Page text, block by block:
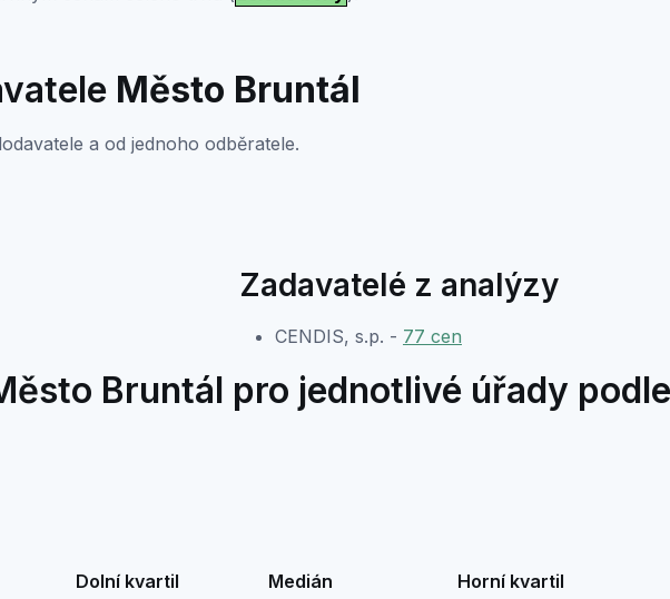
Město Bruntál
a od jednoho odběratele.
Zadavatelé z analýzy
CENDIS, s.p. - 77 cen
Bruntál pro jednotlivé úřady
Dolní kvartil Medián Horní kvartil